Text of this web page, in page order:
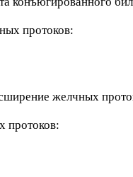
протоков:
желчных
протоков: